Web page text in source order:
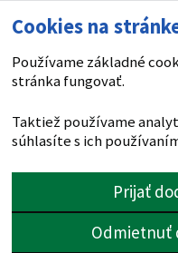
Cookies na
Používame základné
stránka fungovať.
Taktiež používame
súhlasíte s ich
Prijať
Odmietnuť